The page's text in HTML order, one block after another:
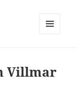
Villmar